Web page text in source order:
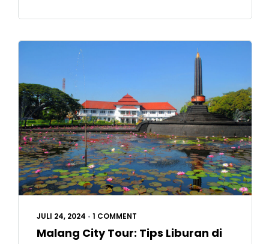
JULI 24, 2024 • 1 COMMENT
Malang City Tour: Tips Liburan di